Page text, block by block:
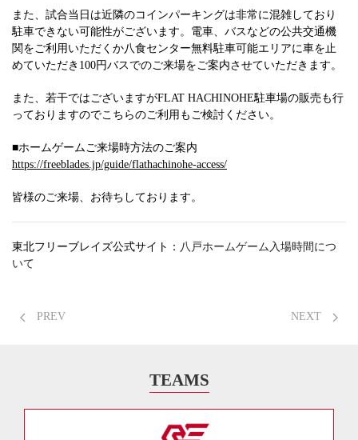
また、試合当日は近隣のコインパーキングは非常に混雑しており
駐車できない可能性がございます。電車、バスなどの公共交通機
関をご利用いただくか八食センター無料駐車可能エリアに車を止
めていただき100円バスでのご来場をご案内させていただきます。
また、若干ではございますがFLAT HACHINOHE駐車場の販売も行
っておりますのでこちらのご利用もご検討ください。
■ホームゲームご来場時方法のご案内
https://freeblades.jp/guide/flathachinohe-access/
皆様のご来場、お待ちしております。
東北フリーブレイズ公式サイト： 八戸ホームゲーム入場時間につ
いて
PREV NEXT
TEAMS